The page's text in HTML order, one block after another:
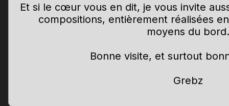
Et si le cœur vous en dit, je vous invite
compositions, entièrement réalisées
moyens du bord.
Bonne visite, et surtout
Grebz